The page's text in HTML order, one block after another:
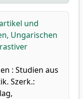
und
Ungarischen
: Studien aus
Szerk.: